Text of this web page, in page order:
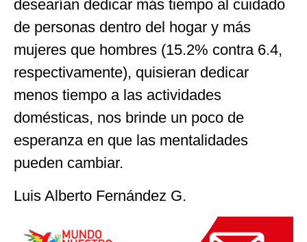
desearían dedicar más tiempo al cuidado
de personas dentro del hogar y más
mujeres que hombres (15.2% contra 6.4,
respectivamente), quisieran dedicar
menos tiempo a las actividades
domésticas, nos brinde un poco de
esperanza en que las mentalidades
pueden cambiar.
Luis Alberto Fernández G.